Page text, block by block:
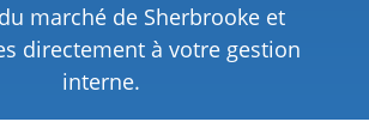
marché de Sherbrooke et
directement à votre gestion
interne.